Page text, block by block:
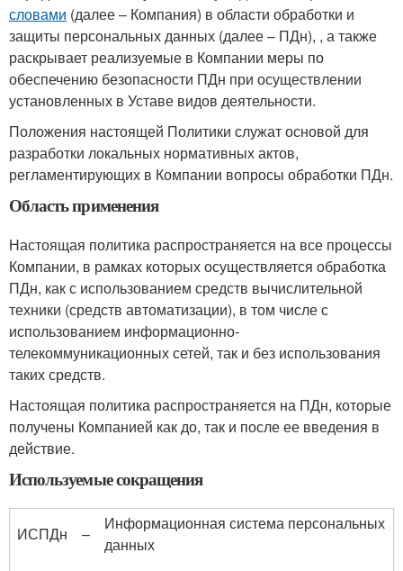
словами (далее – Компания) в области обработки и
защиты персональных данных (далее – ПДн), , а также
раскрывает реализуемые в Компании меры по
обеспечению безопасности ПДн при осуществлении
установленных в Уставе видов деятельности.
Положения настоящей Политики служат основой для
разработки локальных нормативных актов,
регламентирующих в Компании вопросы обработки ПДн.
Область применения
Настоящая политика распространяется на все процессы
Компании, в рамках которых осуществляется обработка
ПДн, как с использованием средств вычислительной
техники (средств автоматизации), в том числе с
использованием информационно-
телекоммуникационных сетей, так и без использования
таких средств.
Настоящая политика распространяется на ПДн, которые
получены Компанией как до, так и после ее введения в
действие.
Используемые сокращения
ИСПДн –
Информационная система персональных
данных